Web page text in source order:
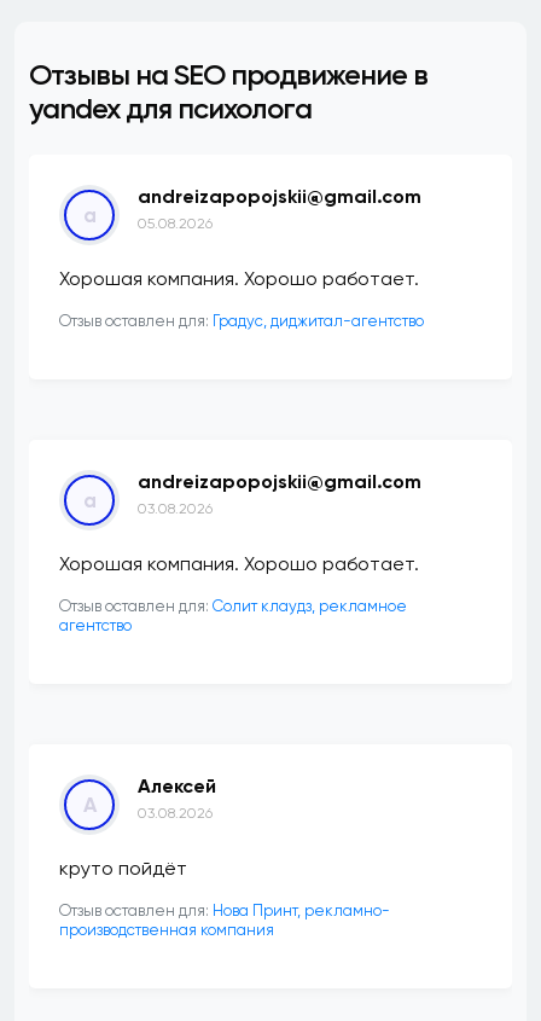
Отзывы на SEO продвижение в
yandex для психолога
a
andreizapopojskii@gmail.com
05.08.2026
Хорошая компания. Хорошо работает.
Отзыв оставлен для: ​Градус, диджитал-агентство
a
andreizapopojskii@gmail.com
03.08.2026
Хорошая компания. Хорошо работает.
Отзыв оставлен для: Солит клаудз, рекламное
агентство
А
Алексей
03.08.2026
круто пойдёт
Отзыв оставлен для: Нова Принт, рекламно-
производственная компания